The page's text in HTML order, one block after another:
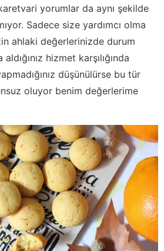
yorumlar da aynı şekilde
Sadece size yardımcı olma
ahlaki değerlerinizde durum
hizmet karşılığında
düşünülürse bu tür
oluyor benim değerlerime